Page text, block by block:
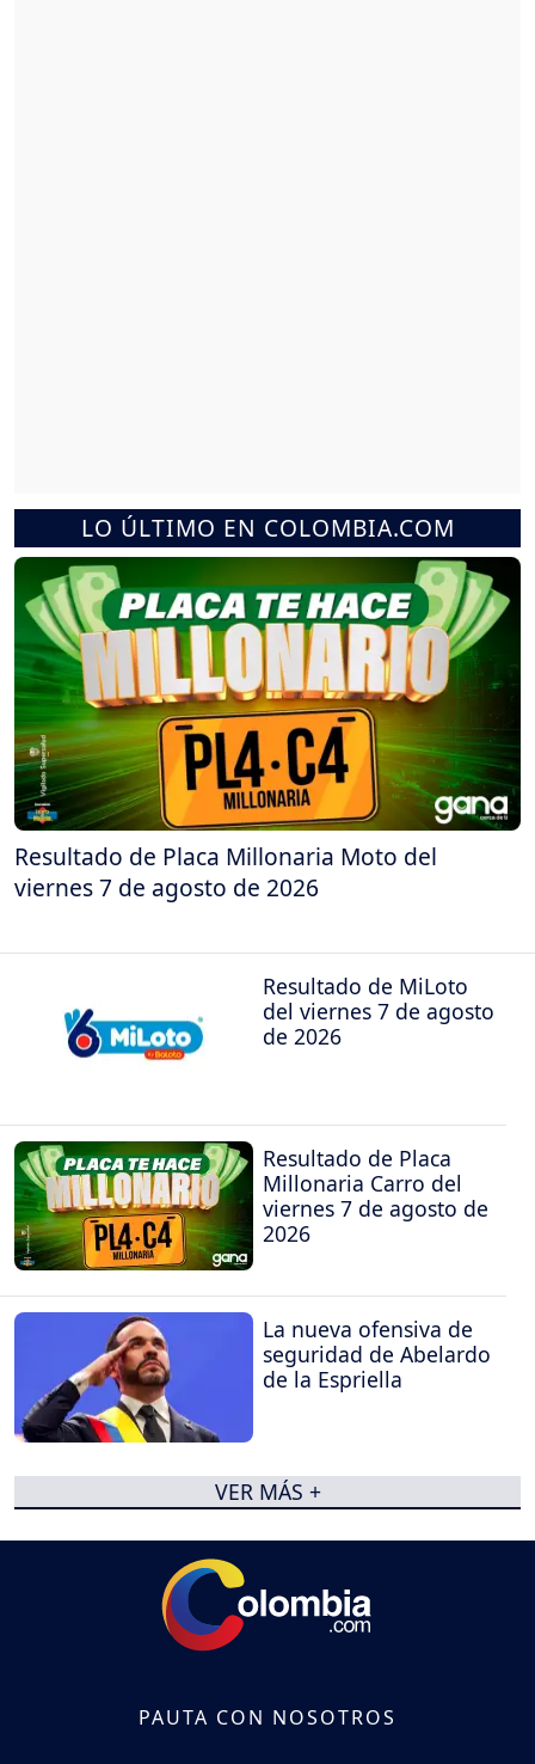
LO ÚLTIMO EN COLOMBIA.COM
Resultado de Placa Millonaria Moto del
viernes 7 de agosto de 2026
Resultado de MiLoto
del viernes 7 de agosto
de 2026
Resultado de Placa
Millonaria Carro del
viernes 7 de agosto de
2026
La nueva ofensiva de
seguridad de Abelardo
de la Espriella
VER MÁS +
PAUTA CON NOSOTROS